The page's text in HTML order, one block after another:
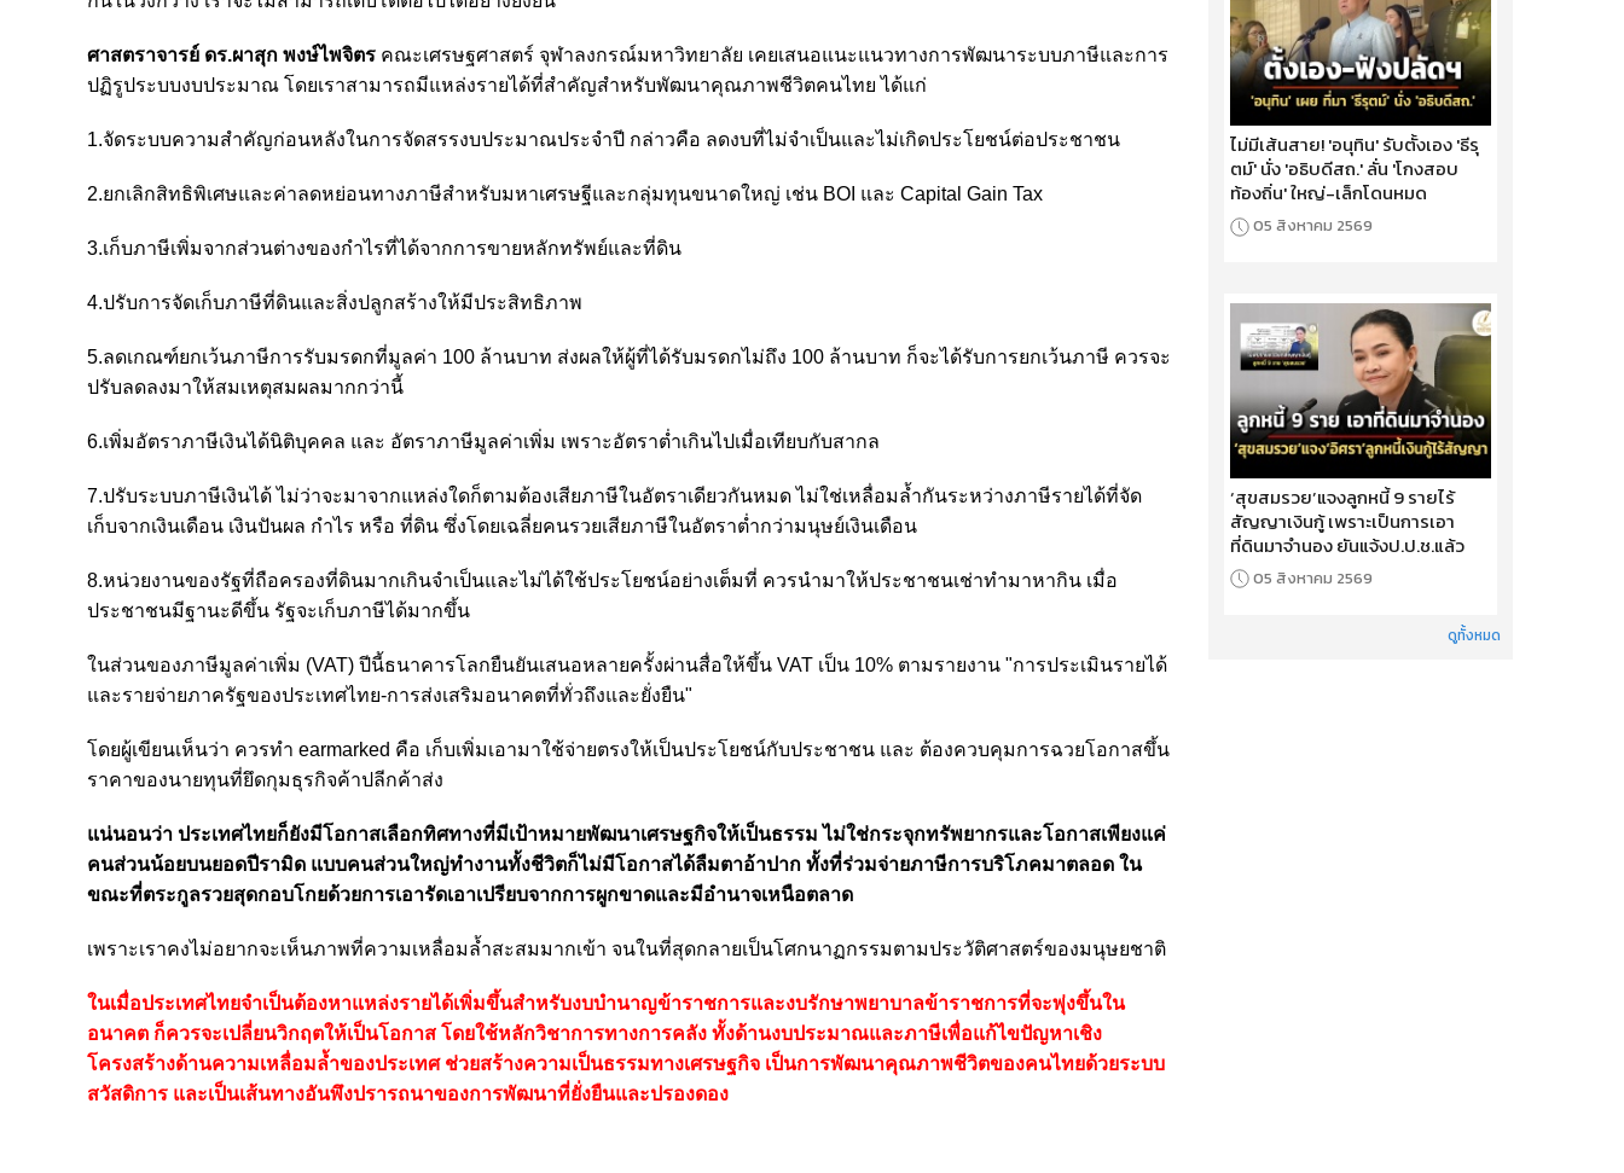
ศาสตราจารย์ ดร.ผาสุก พงษ์ไพจิตร คณะเศรษฐศาสตร์ จุฬาลงกรณ์มหาวิทยาลัย เคยเสนอแนะแนวทางการพัฒนาระบบภาษีและการ
ปฏิรูประบบงบประมาณ โดยเราสามารถมีแหล่งรายได้ที่สำคัญสำหรับพัฒนาคุณภาพชีวิตคนไทย ได้แก่
1.จัดระบบความสำคัญก่อนหลังในการจัดสรรงบประมาณประจำปี กล่าวคือ ลดงบที่ไม่จำเป็นและไม่เกิดประโยชน์ต่อประชาชน
2.ยกเลิกสิทธิพิเศษและค่าลดหย่อนทางภาษีสำหรับมหาเศรษฐีและกลุ่มทุนขนาดใหญ่ เช่น BOI และ Capital Gain Tax
3.เก็บภาษีเพิ่มจากส่วนต่างของกำไรที่ได้จากการขายหลักทรัพย์และที่ดิน
4.ปรับการจัดเก็บภาษีที่ดินและสิ่งปลูกสร้างให้มีประสิทธิภาพ
5.ลดเกณฑ์ยกเว้นภาษีการรับมรดกที่มูลค่า 100 ล้านบาท ส่งผลให้ผู้ที่ได้รับมรดกไม่ถึง 100 ล้านบาท ก็จะได้รับการยกเว้นภาษี ควรจะ
ปรับลดลงมาให้สมเหตุสมผลมากกว่านี้
6.เพิ่มอัตราภาษีเงินได้นิติบุคคล และ อัตราภาษีมูลค่าเพิ่ม เพราะอัตราต่ำเกินไปเมื่อเทียบกับสากล
7.ปรับระบบภาษีเงินได้ ไม่ว่าจะมาจากแหล่งใดก็ตามต้องเสียภาษีในอัตราเดียวกันหมด ไม่ใช่เหลื่อมล้ำกันระหว่างภาษีรายได้ที่จัด
เก็บจากเงินเดือน เงินปันผล กำไร หรือ ที่ดิน ซึ่งโดยเฉลี่ยคนรวยเสียภาษีในอัตราต่ำกว่ามนุษย์เงินเดือน
8.หน่วยงานของรัฐที่ถือครองที่ดินมากเกินจำเป็นและไม่ได้ใช้ประโยชน์อย่างเต็มที่ ควรนำมาให้ประชาชนเช่าทำมาหากิน เมื่อ
ประชาชนมีฐานะดีขึ้น รัฐจะเก็บภาษีได้มากขึ้น
ในส่วนของภาษีมูลค่าเพิ่ม (VAT) ปีนี้ธนาคารโลกยืนยันเสนอหลายครั้งผ่านสื่อให้ขึ้น VAT เป็น 10% ตามรายงาน "การประเมินรายได้
และรายจ่ายภาครัฐของประเทศไทย-การส่งเสริมอนาคตที่ทั่วถึงและยั่งยืน"
โดยผู้เขียนเห็นว่า ควรทำ earmarked คือ เก็บเพิ่มเอามาใช้จ่ายตรงให้เป็นประโยชน์กับประชาชน และ ต้องควบคุมการฉวยโอกาสขึ้น
ราคาของนายทุนที่ยึดกุมธุรกิจค้าปลีกค้าส่ง
แน่นอนว่า ประเทศไทยก็ยังมีโอกาสเลือกทิศทางที่มีเป้าหมายพัฒนาเศรษฐกิจให้เป็นธรรม ไม่ใช่กระจุกทรัพยากรและโอกาสเพียงแค่
คนส่วนน้อยบนยอดปีรามิด แบบคนส่วนใหญ่ทำงานทั้งชีวิตก็ไม่มีโอกาสได้ลืมตาอ้าปาก ทั้งที่ร่วมจ่ายภาษีการบริโภคมาตลอด ใน
ขณะที่ตระกูลรวยสุดกอบโกยด้วยการเอารัดเอาเปรียบจากการผูกขาดและมีอำนาจเหนือตลาด
เพราะเราคงไม่อยากจะเห็นภาพที่ความเหลื่อมล้ำสะสมมากเข้า จนในที่สุดกลายเป็นโศกนาฏกรรมตามประวัติศาสตร์ของมนุษยชาติ
ในเมื่อประเทศไทยจำเป็นต้องหาแหล่งรายได้เพิ่มขึ้นสำหรับงบบำนาญข้าราชการและงบรักษาพยาบาลข้าราชการที่จะพุ่งขึ้นใน
อนาคต ก็ควรจะเปลี่ยนวิกฤตให้เป็นโอกาส โดยใช้หลักวิชาการทางการคลัง ทั้งด้านงบประมาณและภาษีเพื่อแก้ไขปัญหาเชิง
โครงสร้างด้านความเหลื่อมล้ำของประเทศ ช่วยสร้างความเป็นธรรมทางเศรษฐกิจ เป็นการพัฒนาคุณภาพชีวิตของคนไทยด้วยระบบ
สวัสดิการ และเป็นเส้นทางอันพึงปรารถนาของการพัฒนาที่ยั่งยืนและปรองดอง
ไม่มีเส้นสาย! 'อนุทิน' รับตั้งเอง 'ธีรุ
ตม์' นั่ง 'อธิบดีสถ.' ลั่น 'โกงสอบ
ท้องถิ่น' ใหญ่-เล็กโดนหมด
05 สิงหาคม 2569
‘สุขสมรวย’แจงลูกหนี้ 9 รายไร้
สัญญาเงินกู้ เพราะเป็นการเอา
ที่ดินมาจำนอง ยันแจ้งป.ป.ช.แล้ว
05 สิงหาคม 2569
ดูทั้งหมด